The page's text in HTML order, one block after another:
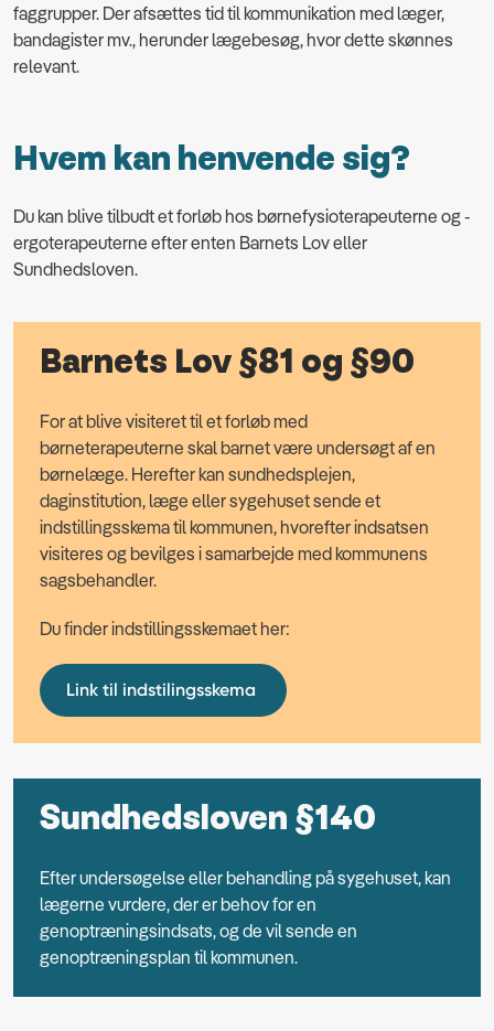
faggrupper. Der afsættes tid til kommunikation med læger,
bandagister mv., herunder lægebesøg, hvor dette skønnes
relevant.
Hvem kan henvende sig?
Du kan blive tilbudt et forløb hos børnefysioterapeuterne og -
ergoterapeuterne efter enten Barnets Lov eller
Sundhedsloven.
Barnets Lov §81 og §90
For at blive visiteret til et forløb med
børneterapeuterne skal barnet være undersøgt af en
børnelæge. Herefter kan sundhedsplejen,
daginstitution, læge eller sygehuset sende et
indstillingsskema til kommunen, hvorefter indsatsen
visiteres og bevilges i samarbejde med kommunens
sagsbehandler.
Du finder indstillingsskemaet her:
Link til indstilingsskema
Sundhedsloven §140
Efter undersøgelse eller behandling på sygehuset, kan
lægerne vurdere, der er behov for en
genoptræningsindsats, og de vil sende en
genoptræningsplan til kommunen.